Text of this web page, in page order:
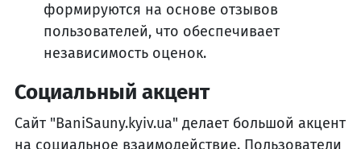
формируются на основе отзывов
пользователей, что обеспечивает
независимость оценок.
Социальный акцент
Сайт "BaniSauny.kyiv.ua" делает большой акцент
на социальное взаимодействие. Пользователи